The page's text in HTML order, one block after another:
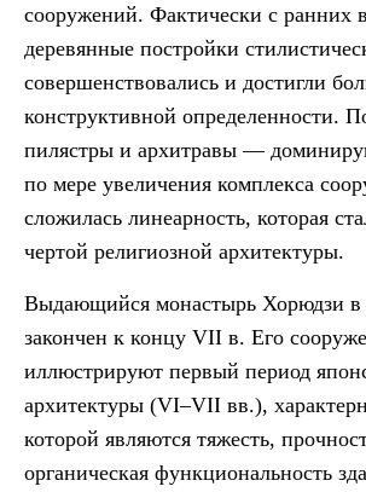
сооружений. Фактически с ранних
деревянные постройки
совершенствовались и достигли
конструктивной определенности.
пилястры и архитравы —
по мере увеличения комплекса
сложилась линеарность, которая
чертой религиозной архитектуры.
Выдающийся монастырь Хорюдзи
закончен к концу VII в. Его
иллюстрируют первый период
архитектуры (VI–VII вв.),
которой являются тяжесть,
органическая функциональность